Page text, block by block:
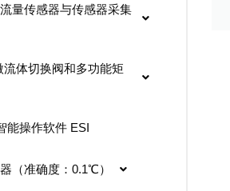
量传感器与传感器采集
流体切换阀和多功能矩
能操作软件 ESI
（准确度：0.1℃）